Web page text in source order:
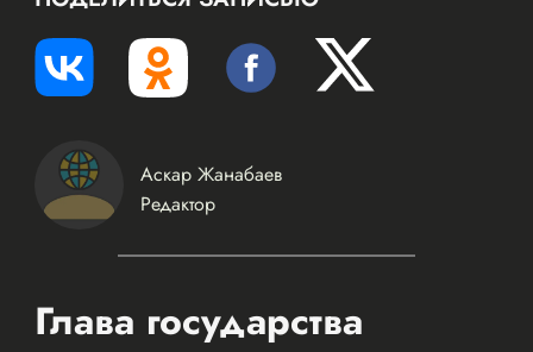
Аскар Жанабаев
Редактор
Глава государства